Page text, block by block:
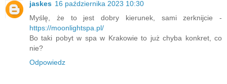
jaskes 16 października 2023 10:30
Myślę, że to jest dobry kierunek, sami zerknijcie -
https://moonlightspa.pl/
Bo taki pobyt w spa w Krakowie to już chyba konkret, co
nie?
Odpowiedz